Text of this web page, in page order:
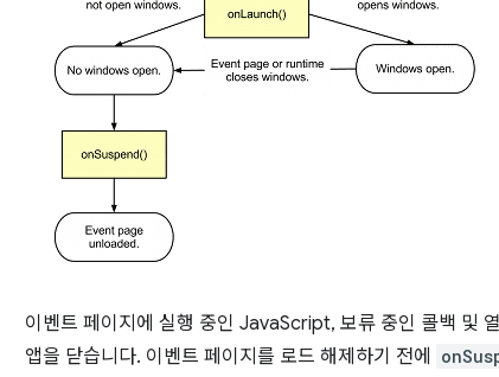
이벤트 페이지에 실행 중인 JavaScript, 보류 중인 콜백 및
앱을 닫습니다. 이벤트 페이지를 로드 해제하기 전에